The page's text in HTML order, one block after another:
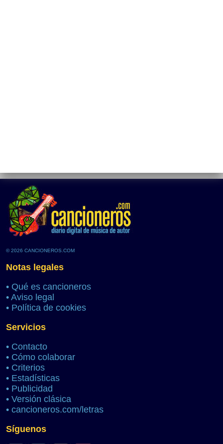
© 2026 CANCIONEROS.COM
Notas legales
• Qué es cancioneros
• Aviso legal
• Política de cookies
Servicios
• Contacto
• Cómo colaborar
• Criterios
• Estadísticas
• Publicidad
• Versión clásica
• cancioneros.com/letras
Síguenos